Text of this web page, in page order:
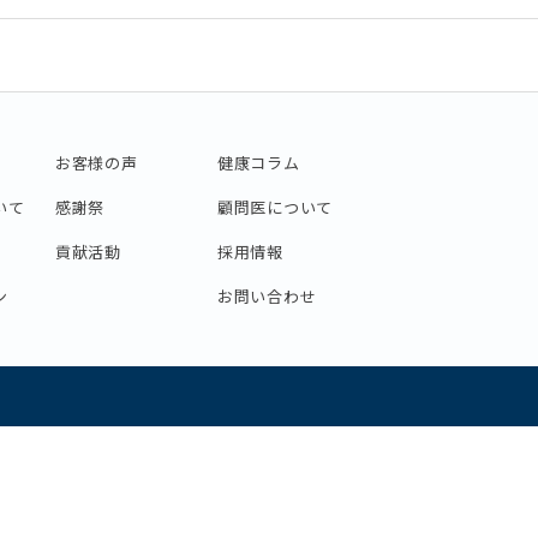
て
お客様の声
感謝祭
貢献活動
健康コラム
顧問医について
採用情報
お問い合わせ